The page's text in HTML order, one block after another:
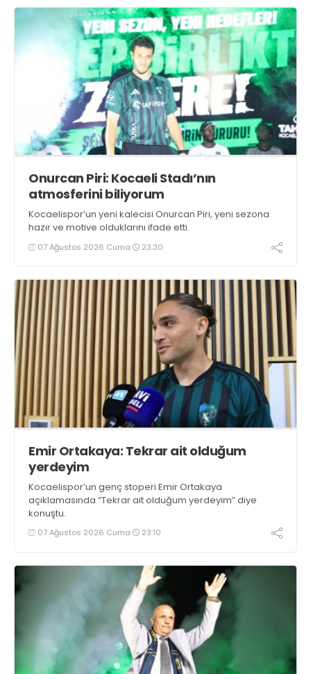
Onurcan Piri: Kocaeli Stadı’nın
atmosferini biliyorum
Kocaelispor’un yeni kalecisi Onurcan Piri, yeni sezona
hazır ve motive olduklarını ifade etti.
07 Ağustos 2026 Cuma 23:30
Emir Ortakaya: Tekrar ait olduğum
yerdeyim
Kocaelispor’un genç stoperi Emir Ortakaya
açıklamasında “Tekrar ait olduğum yerdeyim” diye
konuştu.
07 Ağustos 2026 Cuma 23:10